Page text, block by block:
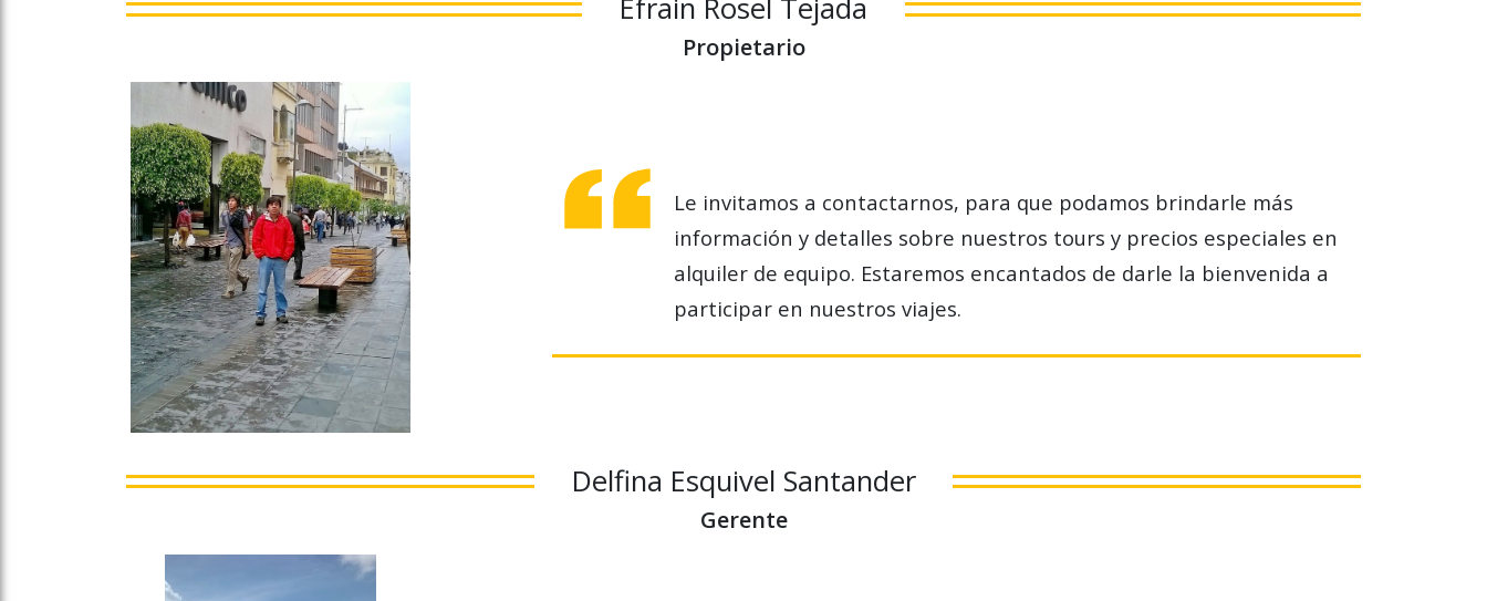
Efrain Rosel Tejada
Propietario
Le invitamos a contactarnos, para que podamos brindarle más
información y detalles sobre nuestros tours y precios especiales en
alquiler de equipo. Estaremos encantados de darle la bienvenida a
participar en nuestros viajes.
Delfina Esquivel Santander
Gerente